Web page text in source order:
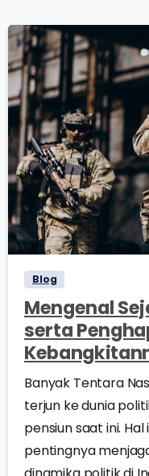
Blog
Mengenal
serta
Banyak Tentara
terjun ke dunia
pensiun saat ini.
pentingnya